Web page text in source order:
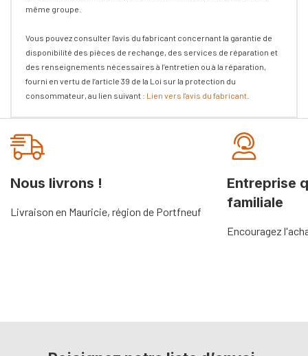
même groupe.
Vous pouvez consulter l'avis du fabricant concernant la garantie de
disponibilité des pièces de rechange, des services de réparation et
des renseignements nécessaires à l’entretien ou à la réparation,
fourni en vertu de l’article 39 de la Loi sur la protection du
consommateur, au lien suivant : Lien vers l'avis du fabricant
Onglet
personnalisé
Nous livrons !
Livraison en Mauricie, région de Portfneuf
Entreprise
familiale
Encouragez